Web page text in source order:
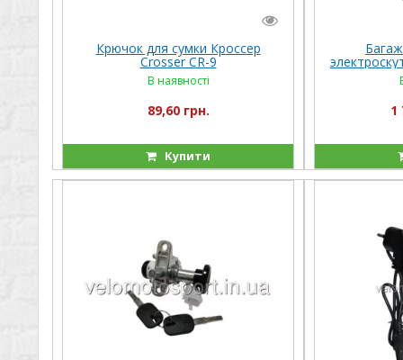
Крючок для сумки Кроссер
Crosser CR-9
В наявності
89,60 грн.
Купити
1